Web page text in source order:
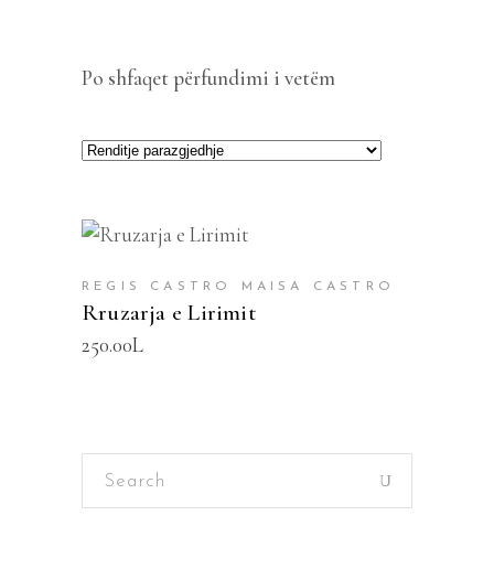
Po shfaqet përfundimi i vetëm
SHTOJE NË SHPORTË
REGIS CASTRO MAISA CASTRO
Rruzarja e Lirimit
250.00L
Search